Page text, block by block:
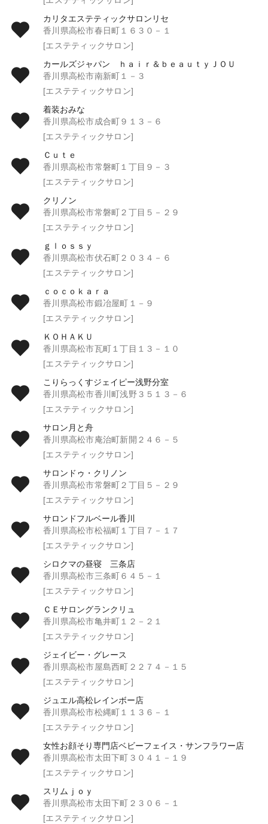
カリタエステティックサロンリセ
香川県高松市春日町１６３０－１
[エステティックサロン]
カールズジャパン ｈａｉｒ＆ｂｅａｕｔｙＪＯＵ
香川県高松市南新町１－３
[エステティックサロン]
着装おみな
香川県高松市成合町９１３－６
[エステティックサロン]
Ｃｕｔｅ
香川県高松市常磐町１丁目９－３
[エステティックサロン]
クリノン
香川県高松市常磐町２丁目５－２９
[エステティックサロン]
ｇｌｏｓｓｙ
香川県高松市伏石町２０３４－６
[エステティックサロン]
ｃｏｃｏｋａｒａ
香川県高松市鍛冶屋町１－９
[エステティックサロン]
ＫＯＨＡＫＵ
香川県高松市瓦町１丁目１３－１０
[エステティックサロン]
こりらっくすジェイピー浅野分室
香川県高松市香川町浅野３５１３－６
[エステティックサロン]
サロン月と舟
香川県高松市庵治町新開２４６－５
[エステティックサロン]
サロンドゥ・クリノン
香川県高松市常磐町２丁目５－２９
[エステティックサロン]
サロンドフルベール香川
香川県高松市松福町１丁目７－１７
[エステティックサロン]
シロクマの昼寝 三条店
香川県高松市三条町６４５－１
[エステティックサロン]
ＣＥサロングランクリュ
香川県高松市亀井町１２－２１
[エステティックサロン]
ジェイビー・グレース
香川県高松市屋島西町２２７４－１５
[エステティックサロン]
ジュエル高松レインボー店
香川県高松市松縄町１１３６－１
[エステティックサロン]
女性お顔そり専門店ベビーフェイス・サンフラワー店
香川県高松市太田下町３０４１－１９
[エステティックサロン]
スリムｊｏｙ
香川県高松市太田下町２３０６－１
[エステティックサロン]